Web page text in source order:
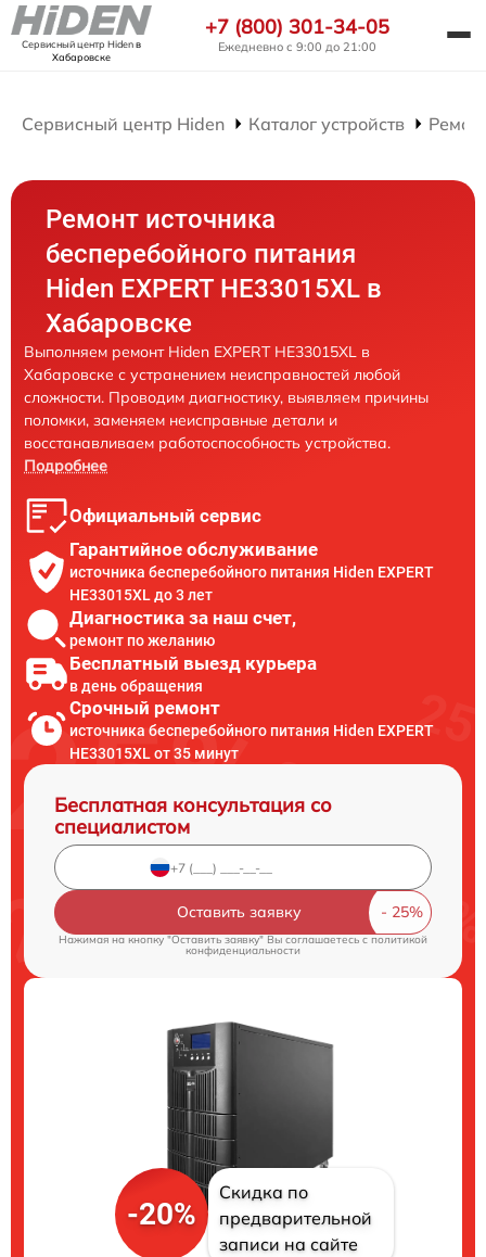
Сервисный центр Hidenв
Хабаровске
+7 (800) 301-34-05
Ежедневно с 9:00 до 21:00
Сервисный центр Hiden Каталог устройств
Ремонт источника
бесперебойного питания
Hiden EXPERT HE33015XL в
Хабаровске
Выполняем ремонт Hiden EXPERT HE33015XL в
Хабаровске с устранением неисправностей любой
сложности. Проводим диагностику, выявляем причины
поломки, заменяем неисправные детали и
восстанавливаем работоспособность устройства.
Подробнее
Официальный сервис
Гарантийное обслуживание
источника бесперебойного питания Hiden EXPERT
HE33015XL до 3 лет
Диагностика за наш счет,
ремонт по желанию
Бесплатный выезд курьера
в день обращения
Срочный ремонт
источника бесперебойного питания Hiden EXPERT
HE33015XL от 35 минут
Бесплатная консультация со
специалистом
Оставить заявку
Нажимая на кнопку "Оставить заявку" Вы соглашаетесь c политикой
конфиденциальности
-20%
Скидка по
предварительной
записи на сайте